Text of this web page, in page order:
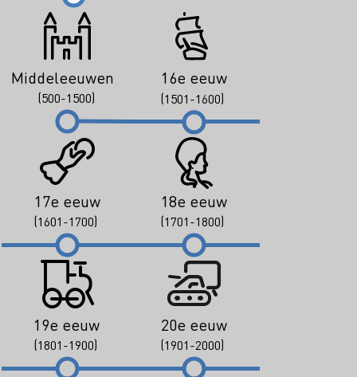
Middeleeuwen
(500-1500)
16e eeuw
(1501-1600)
17e eeuw
(1601-1700)
18e eeuw
(1701-1800)
19e eeuw
(1801-1900)
20e eeuw
(1901-2000)